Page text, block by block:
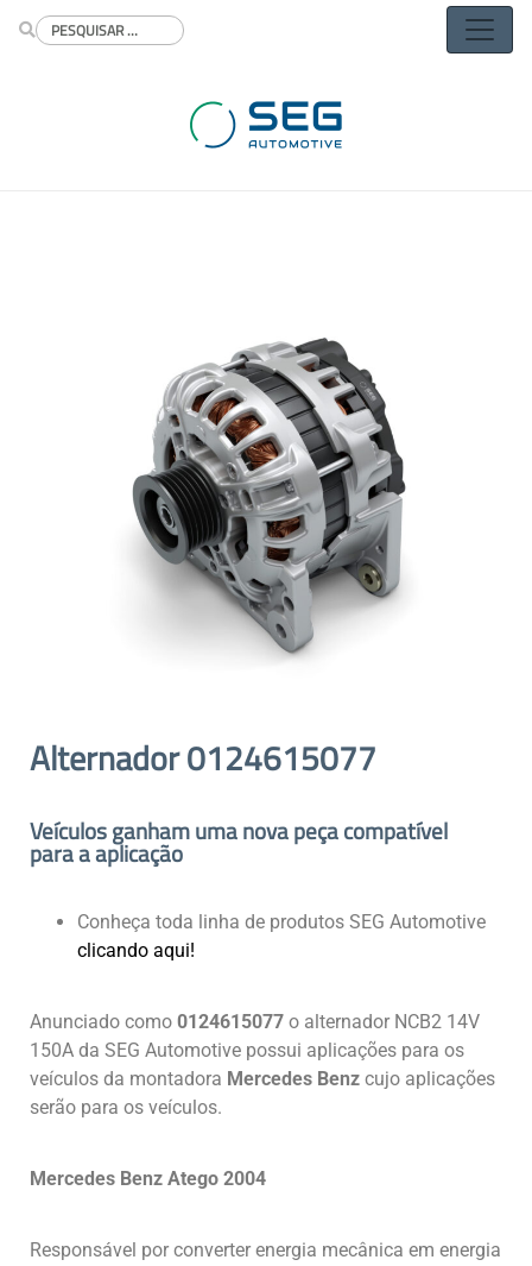
Buscar
Alternador 0124615077
Veículos ganham uma nova peça compatível
para a aplicação
Conheça toda linha de produtos SEG Automotive
clicando aqui!
Anunciado como 0124615077 o alternador NCB2 14V
150A da SEG Automotive possui aplicações para os
veículos da montadora Mercedes Benz cujo aplicações
serão para os veículos.
Mercedes Benz Atego 2004
Responsável por converter energia mecânica em energia